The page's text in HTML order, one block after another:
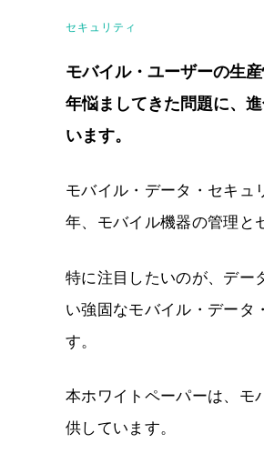
セキュリティ
モバイル・ユーザーの生
年悩ましてきた問題に、
います。
モバイル・データ・セキュ
年、モバイル機器の管理と
特に注目したいのが、デー
い強固なモバイル・データ
す。
本ホワイトペーパーは、モ
供しています。